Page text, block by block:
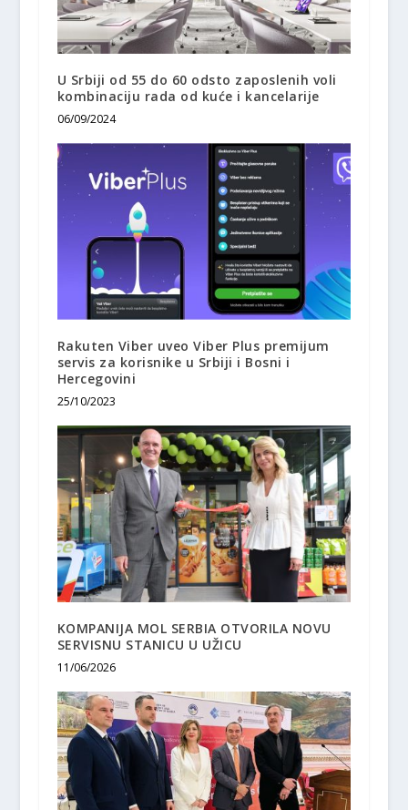
U Srbiji od 55 do 60 odsto zaposlenih voli
kombinaciju rada od kuće i kancelarije
06/09/2024
Rakuten Viber uveo Viber Plus premijum
servis za korisnike u Srbiji i Bosni i
Hercegovini
25/10/2023
KOMPANIJA MOL SERBIA OTVORILA NOVU
SERVISNU STANICU U UŽICU
11/06/2026